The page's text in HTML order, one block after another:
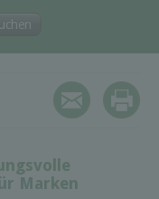
Marken